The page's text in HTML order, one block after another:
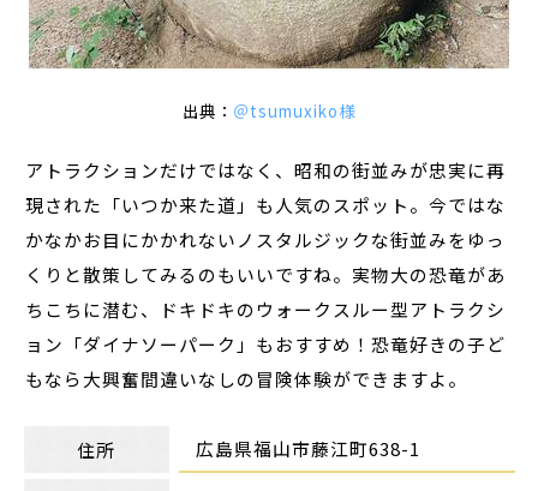
出典： ＠tsumuxiko様
アトラクションだけではなく、昭和の街並みが忠実に再
現された「いつか来た道」も人気のスポット。今ではな
かなかお目にかかれないノスタルジックな街並みをゆっ
くりと散策してみるのもいいですね。実物大の恐竜があ
ちこちに潜む、ドキドキのウォークスルー型アトラクシ
ョン「ダイナソーパーク」もおすすめ！恐竜好きの子ど
もなら大興奮間違いなしの冒険体験ができますよ。
住所 広島県福山市藤江町638-1